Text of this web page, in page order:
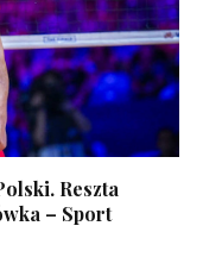
Reszta
– Sport